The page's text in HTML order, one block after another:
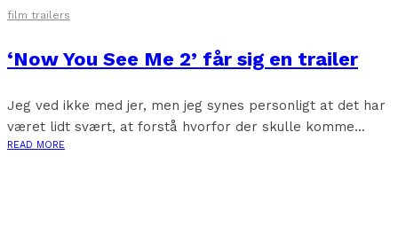
film trailers
‘Now You See Me 2’ får sig en trailer
Jeg ved ikke med jer, men jeg synes personligt at det har
været lidt svært, at forstå hvorfor der skulle komme...
READ MORE